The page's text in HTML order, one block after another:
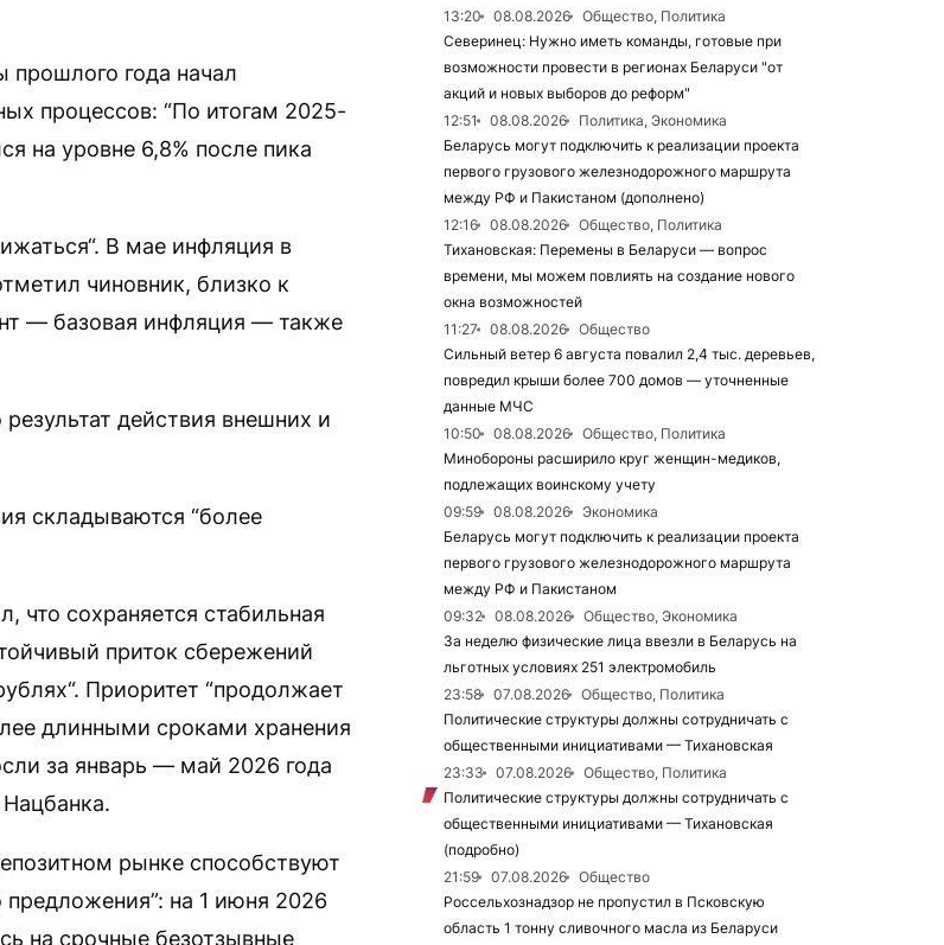
прошлого года начал
процессов: “По итогам 2025-
на уровне 6,8% после пика
В мае инфляция в
чиновник, близко к
— базовая инфляция — также
действия внешних и
складываются “более
что сохраняется стабильная
приток сбережений
Приоритет “продолжает
длинными сроками хранения
за январь — май 2026 года
рынке способствуют
на 1 июня 2026
на срочные безотзывные
13:20
08.08.2026
Общество, Политика
Северинец: Нужно иметь команды, готовые при
возможности провести в регионах Беларуси "от
акций и новых выборов до реформ"
12:51
08.08.2026
Политика, Экономика
Беларусь могут подключить к реализации проекта
первого грузового железнодорожного маршрута
между РФ и Пакистаном (дополнено)
12:16
08.08.2026
Общество, Политика
Тихановская: Перемены в Беларуси — вопрос
времени, мы можем повлиять на создание нового
окна возможностей
11:27
08.08.2026
Общество
Сильный ветер 6 августа повалил 2,4 тыс. деревьев,
повредил крыши более 700 домов — уточненные
данные МЧС
10:50
08.08.2026
Общество, Политика
Минобороны расширило круг женщин-медиков,
подлежащих воинскому учету
09:59
08.08.2026
Экономика
Беларусь могут подключить к реализации проекта
первого грузового железнодорожного маршрута
между РФ и Пакистаном
09:32
08.08.2026
Общество, Экономика
За неделю физические лица ввезли в Беларусь на
льготных условиях 251 электромобиль
23:58
07.08.2026
Общество, Политика
Политические структуры должны сотрудничать с
общественными инициативами — Тихановская
23:33
07.08.2026
Общество, Политика
Политические структуры должны сотрудничать с
общественными инициативами — Тихановская
(подробно)
21:59
07.08.2026
Общество
Россельхознадзор не пропустил в Псковскую
область 1 тонну сливочного масла из Беларуси